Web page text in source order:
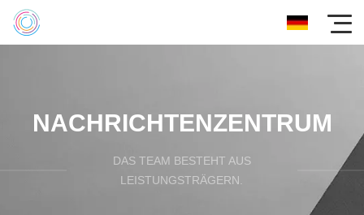
NACHRICHTENZENTRUM
DAS TEAM BESTEHT AUS
LEISTUNGSTRÄGERN.